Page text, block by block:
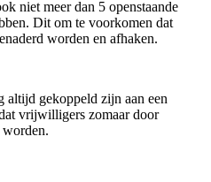
niet meer dan 5 openstaande
Dit om te voorkomen dat
worden en afhaken.
altijd gekoppeld zijn aan een
vrijwilligers zomaar door
worden.